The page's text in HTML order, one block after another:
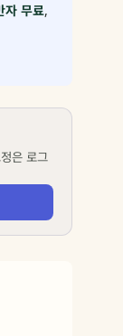
자 무료,
은 로그